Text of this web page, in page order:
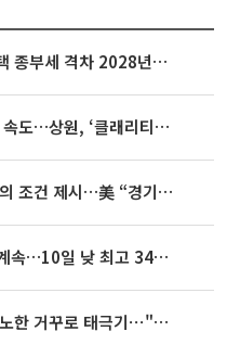
종부세 개편에도…1·3주택 종부세 격차 2028년부터 확대
미국, 가상자산 포괄 규제 속도…상원, ‘클래리티법’ 9월 절차투표 추진
이란, 미국에 호르무즈 합의 조건 제시…美 “경기 아직 안 끝나” [종합]
[내일 날씨] 전국 무더위 계속…10일 낮 최고 34도 육박
서경덕 교수, 김희철도 분노한 거꾸로 태극기⋯"엉터리는 아냐, 아쉬울 뿐"